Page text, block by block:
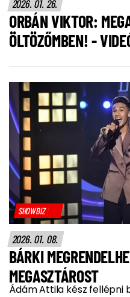
2026. 01. 26.
ORBÁN VIKTOR:
ÖLTÖZŐMBEN! -
SHOWBIZ
2026. 01. 08.
BÁRKI
MEGASZTÁROST
Ádám Attila kész fellépni